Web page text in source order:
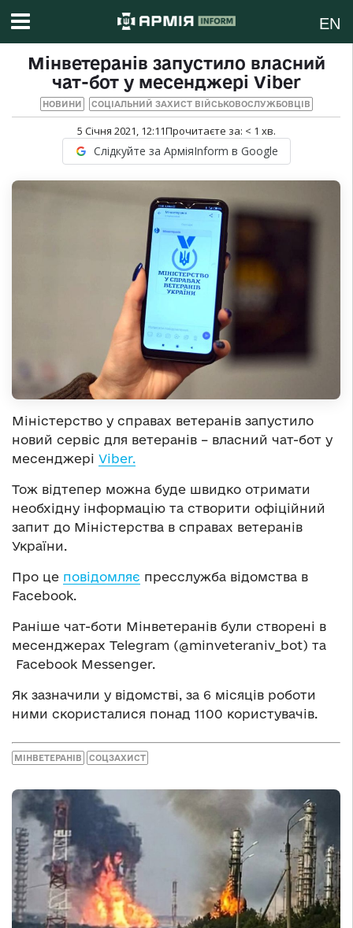
EN
Мінветеранів запустило власний
чат-бот у месенджері Viber
НОВИНИ СОЦІАЛЬНИЙ ЗАХИСТ ВІЙСЬКОВОСЛУЖБОВЦІВ
5 Січня 2021, 12:11Прочитаєте за: < 1 хв.
Слідкуйте за АрміяInform в Google
Міністерство у справах ветеранів запустило
новий сервіс для ветеранів – власний чат-бот у
месенджері Viber.
Тож відтепер можна буде швидко отримати
необхідну інформацію та створити офіційний
запит до Міністерства в справах ветеранів
України.
Про це повідомляє пресслужба відомства в
Facebook.
Раніше чат-боти Мінветеранів були створені в
месенджерах Telegram (@minveteraniv_bot) та
Facebook Messenger.
Як зазначили у відомстві, за 6 місяців роботи
ними скористалися понад 1100 користувачів.
МІНВЕТЕРАНІВ СОЦЗАХИСТ